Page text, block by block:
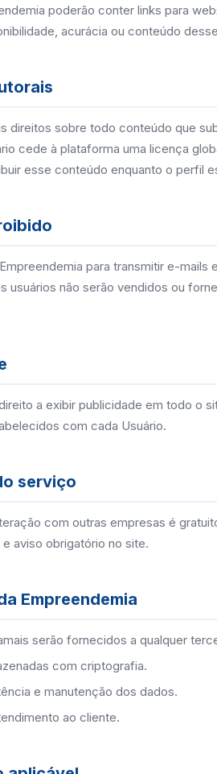
poderão conter links para
acurácia ou conteúdo
direitos sobre todo conteúdo que
cede à plataforma uma licença
esse conteúdo enquanto o perfil
para transmitir e-
usuários não serão vendidos ou
a exibir publicidade em todo o
com cada Usuário.
serviço
com outras empresas é
aviso obrigatório no site.
Empreendemia
serão fornecidos a qualquer
com criptografia.
e manutenção dos dados.
ao cliente.